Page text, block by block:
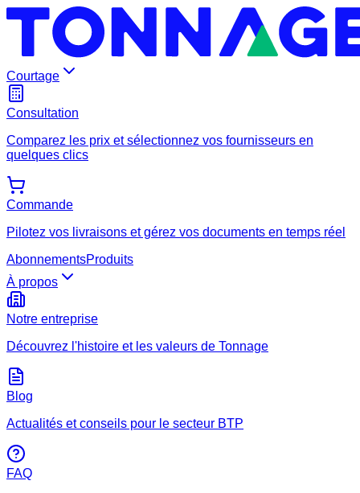
Courtage
Consultation
Comparez les prix et sélectionnez vos fournisseurs en
quelques clics
Commande
Pilotez vos livraisons et gérez vos documents en temps réel
AbonnementsProduits
À propos
Notre entreprise
Découvrez l'histoire et les valeurs de Tonnage
Blog
Actualités et conseils pour le secteur BTP
FAQ